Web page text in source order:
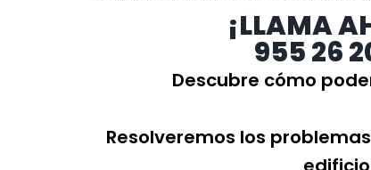
¡LLAMA
955 26
Descubre cómo
Resolveremos los